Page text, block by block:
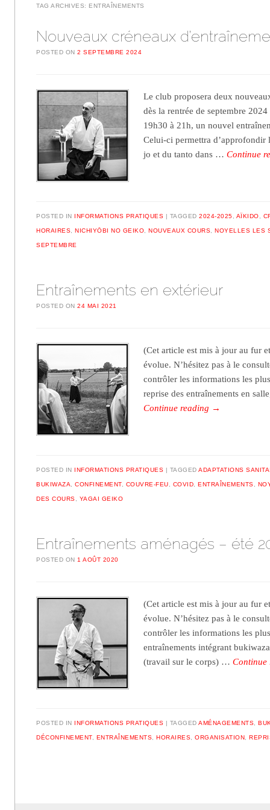
TAG ARCHIVES: ENTRAÎNEMENTS
Nouveaux créneaux
POSTED ON2 SEPTEMBRE 2024
Le club proposera deux
dès la rentrée de septembre
19h30 à 21h, un nouvel
Celui-ci permettra
jo et du tanto dans …Continue
POSTED IN INFORMATIONS PRATIQUES TAGGED2024-2025 AÏKIDO
HORAIRES ,NICHIYŌBI NO GEIKO ,NOUVEAUX COURS ,NOYELLES LES
SEPTEMBRE
Entraînements en extérieur
POSTED ON24 MAI 2021
(Cet article est mis à jour au fur
évolue. N’hésitez pas à le
contrôler les informations les
reprise des entraînements en
Continue reading →
POSTED IN INFORMATIONS PRATIQUES TAGGEDADAPTATIONS
BUKIWAZA ,CONFINEMENT, COUVRE-FEU COVID ,ENTRAÎNEMENTS
DES COURS YAGAI GEIKO
Entraînements aménagés – été
POSTED ON 1 AOÛT 2020
(Cet article est mis à jour au fur
évolue. N’hésitez pas à le
contrôler les informations les
entraînements intégrant
(travail sur le corps) …
POSTED IN INFORMATIONS PRATIQUES TAGGEDAMÉNAGEMENTS,
DÉCONFINEMENT, ENTRAÎNEMENTS, HORAIRES,ORGANISATION,